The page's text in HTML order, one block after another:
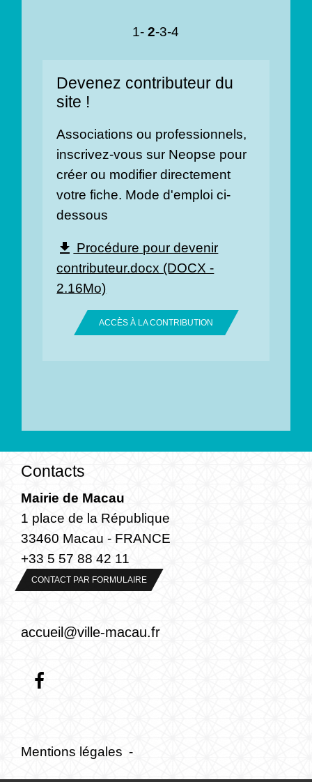
1-2-3-4
Devenez contributeur du
site !
Associations ou professionnels,
inscrivez-vous sur Neopse pour
créer ou modifier directement
votre fiche. Mode d'emploi ci-
dessous
file_download Procédure pour devenir
contributeur.docx (DOCX -
2.16Mo)
ACCÈS À LA CONTRIBUTION
Contacts
Mairie de Macau
1 place de la République
33460 Macau - FRANCE
+33 5 57 88 42 11
CONTACT PAR FORMULAIRE
accueil@ville-macau.fr
Mentions légales -